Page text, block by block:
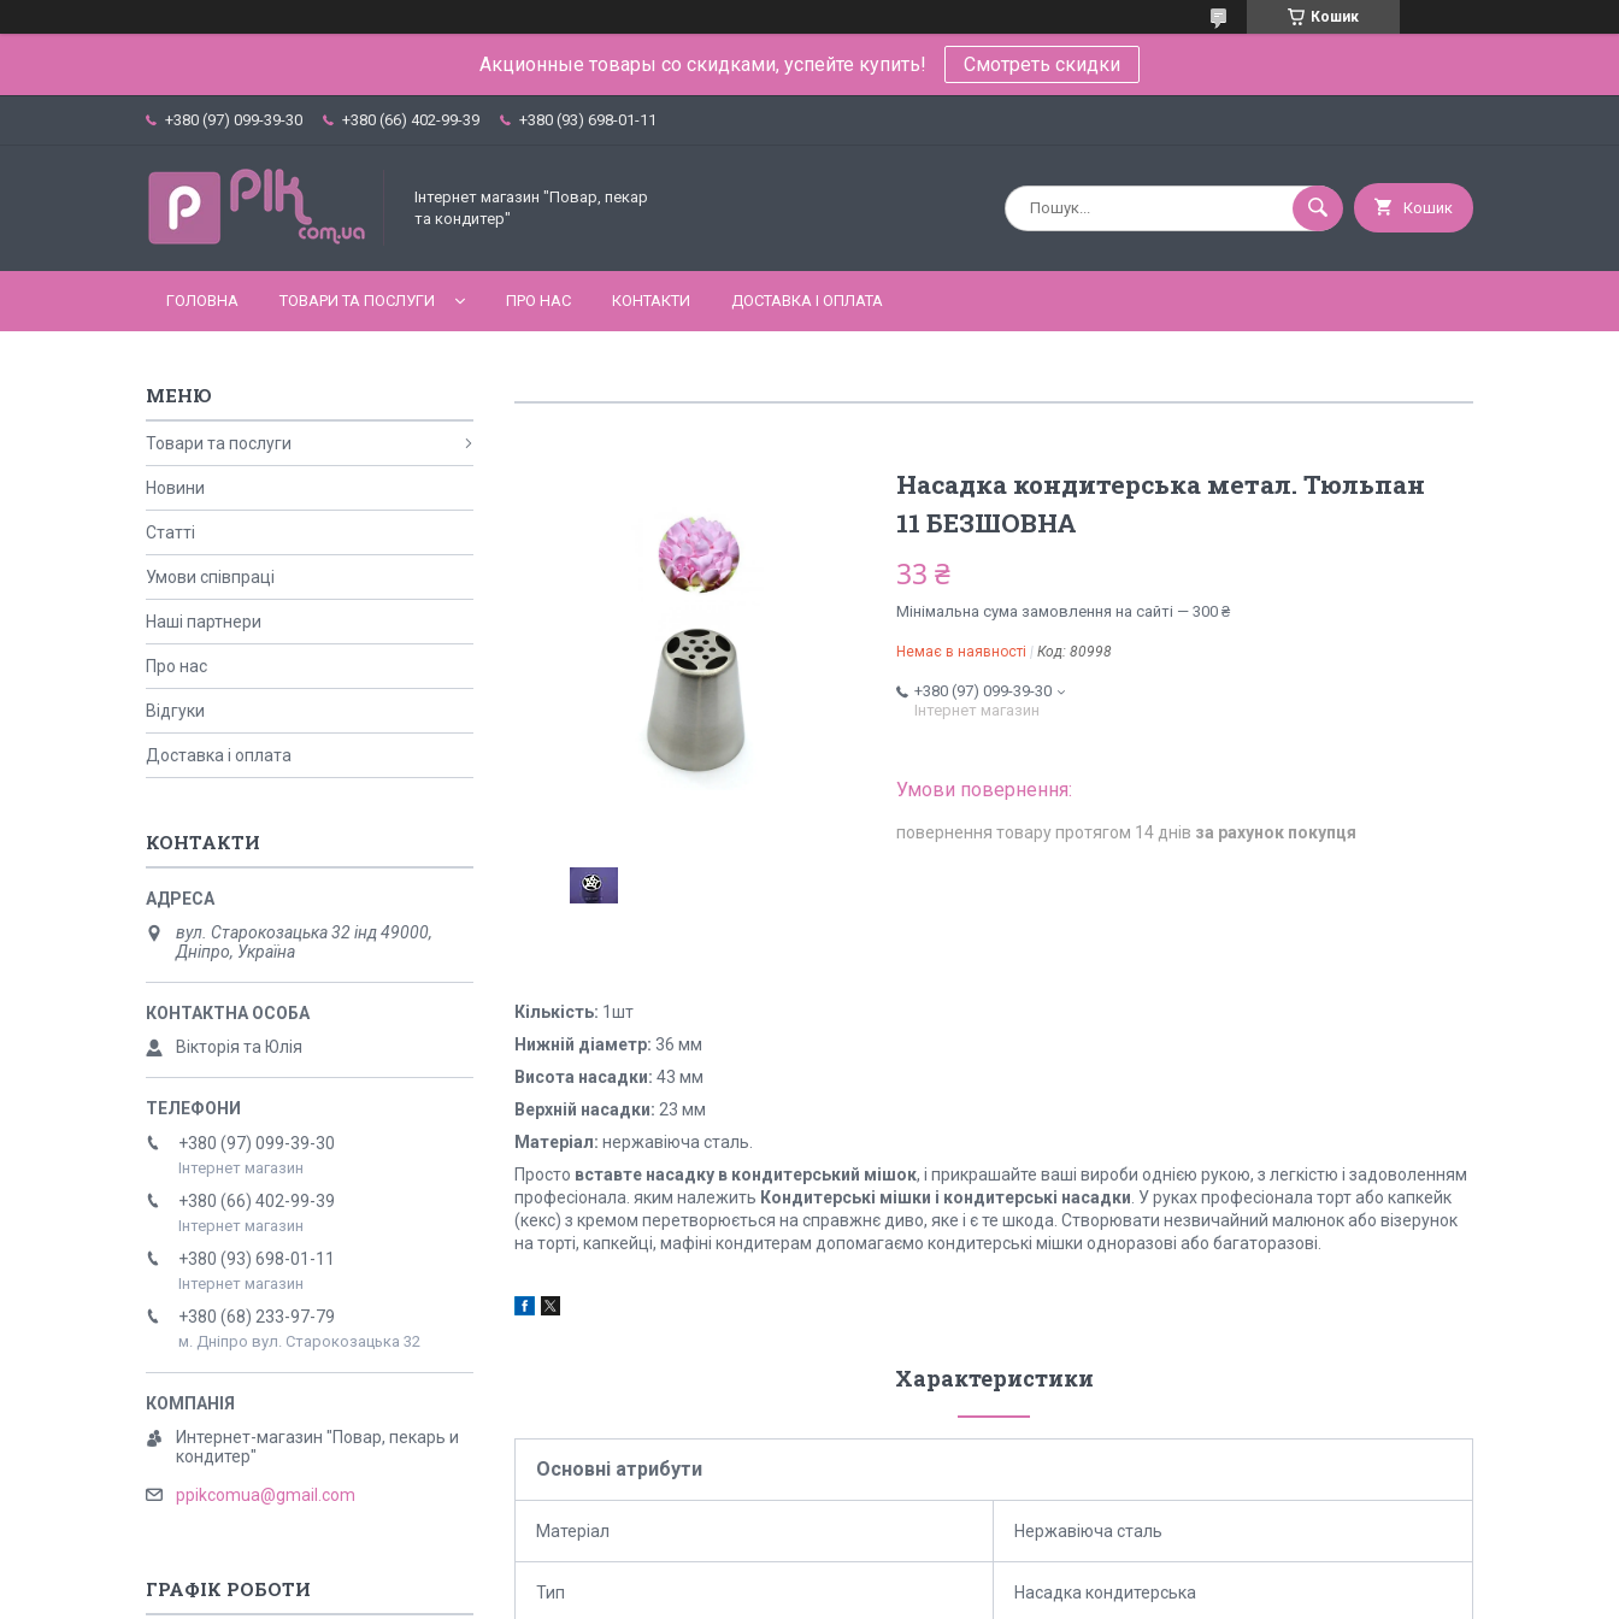
Кошик
Акционные товары со скидками, успейте купить! Смотреть скидки
+380 (97) 099-39-30 +380 (66) 402-99-39 +380 (93) 698-01-11
Інтернет магазин "Повар, пекар
та кондитер"
Кошик
ГОЛОВНА ТОВАРИ ТА ПОСЛУГИ ПРО НАС КОНТАКТИ ДОСТАВКА І ОПЛАТА
Насадка кондитерська метал. Тюльпан
11 БЕЗШОВНА
33 ₴
Мінімальна сума замовлення на сайті — 300 ₴
Немає в наявності Код: 80998
+380 (97) 099-39-30
Інтернет магазин
повернення товару протягом 14 днів за рахунок покупця
Кількість: 1шт
Нижній діаметр: 36 мм
Висота насадки: 43 мм
Верхній насадки: 23 мм
Матеріал: нержавіюча сталь.
Просто вставте насадку в кондитерський мішок, і прикрашайте ваші вироби однією рукою, з легкістю і задоволенням
професіонала. яким належить Кондитерські мішки і кондитерські насадки . У руках професіонала торт або капкейк
(кекс) з кремом перетворюється на справжнє диво, яке і є те шкода. Створювати незвичайний малюнок або візерунок
на торті, капкейці, мафіні кондитерам допомагаємо кондитерські мішки одноразові або багаторазові.
Характеристики
Основні атрибути
Матеріал Нержавіюча сталь
Тип Насадка кондитерська
Товари та послуги
Новини
Статті
Умови співпраці
Наші партнери
Про нас
Відгуки
Доставка і оплата
КОНТАКТИ
вул. Старокозацька 32 інд 49000,
Дніпро, Україна
Вікторія та Юлія
+380 (97) 099-39-30
Інтернет магазин
+380 (66) 402-99-39
Інтернет магазин
+380 (93) 698-01-11
Інтернет магазин
+380 (68) 233-97-79
м. Дніпро вул. Старокозацька 32
Интернет-магазин "Повар, пекарь и
кондитер"
ppikcomua@gmail.com
ГРАФІК РОБОТИ